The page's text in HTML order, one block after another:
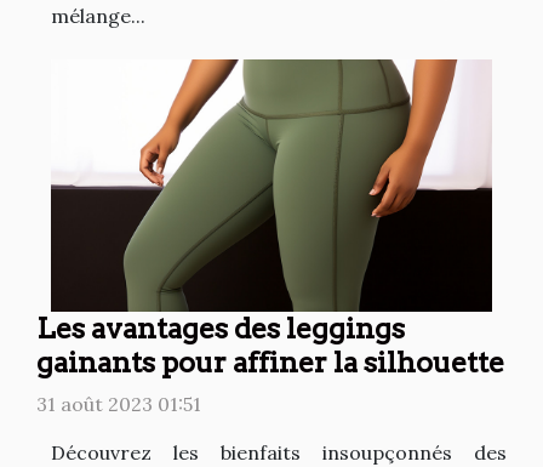
mélange...
Les avantages des leggings
gainants pour affiner la silhouette
31 août 2023 01:51
Découvrez les bienfaits insoupçonnés des